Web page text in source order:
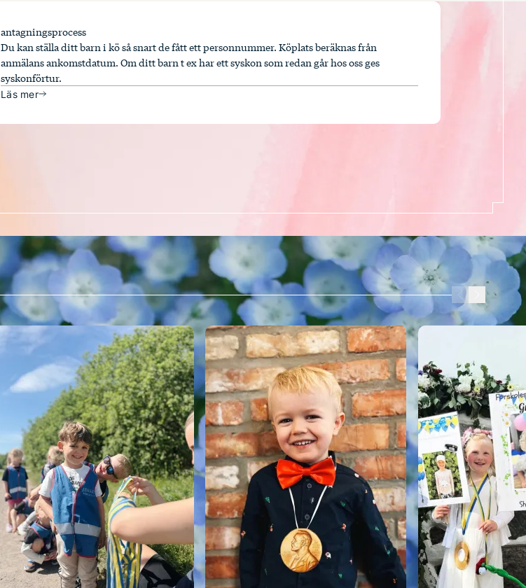
antagningsprocess
Du kan ställa ditt barn i kö så snart de fått ett personnummer. Köplats beräknas från
anmälans ankomstdatum. Om ditt barn t ex har ett syskon som redan går hos oss ges
syskonförtur.
Läs mer